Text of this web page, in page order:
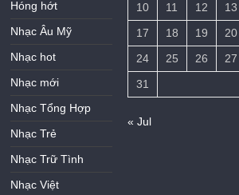
Hóng hớt
Nhạc Âu Mỹ
Nhạc hot
Nhạc mới
Nhạc Tổng Hợp
Nhạc Trẻ
Nhạc Trữ Tình
Nhạc Việt
10
11 12 13
17
18 19 20
24
25 26 27
31
« Jul